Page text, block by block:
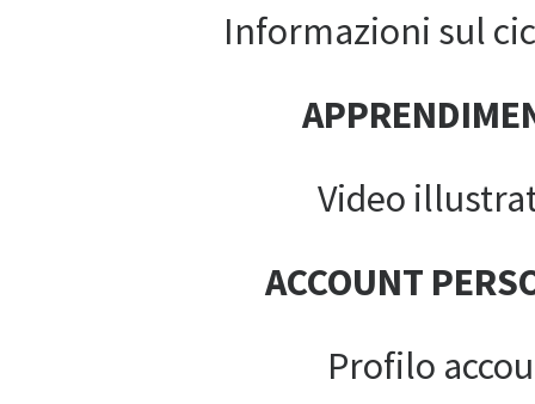
Informazioni sul
Video
ACCOUNT
Profilo